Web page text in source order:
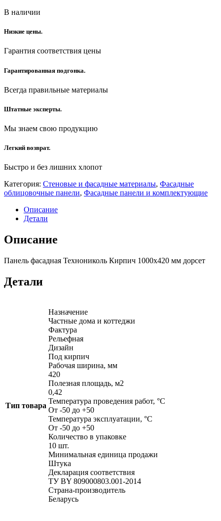
В наличии
Низкие цены.
Гарантия соответствия цены
Гарантированная подгонка.
Всегда правильные материалы
Штатные эксперты.
Мы знаем свою продукцию
Легкий возврат.
Быстро и без лишних хлопот
Категория: Стеновые и фасадные материалы, Фасадные
облицовочные панели, Фасадные панели и комплектующие
Описание
Детали
Описание
Панель фасадная Технониколь Кирпич 1000х420 мм дорсет
Детали
Тип товара
Назначение
Частные дома и коттеджи
Фактура
Рельефная
Дизайн
Под кирпич
Рабочая ширина, мм
420
Полезная площадь, м2
0,42
Температура проведения работ, °С
От -50 до +50
Температура эксплуатации, °С
От -50 до +50
Количество в упаковке
10 шт.
Минимальная единица продажи
Штука
Декларация соответствия
ТУ BY 809000803.001-2014
Страна-производитель
Беларусь